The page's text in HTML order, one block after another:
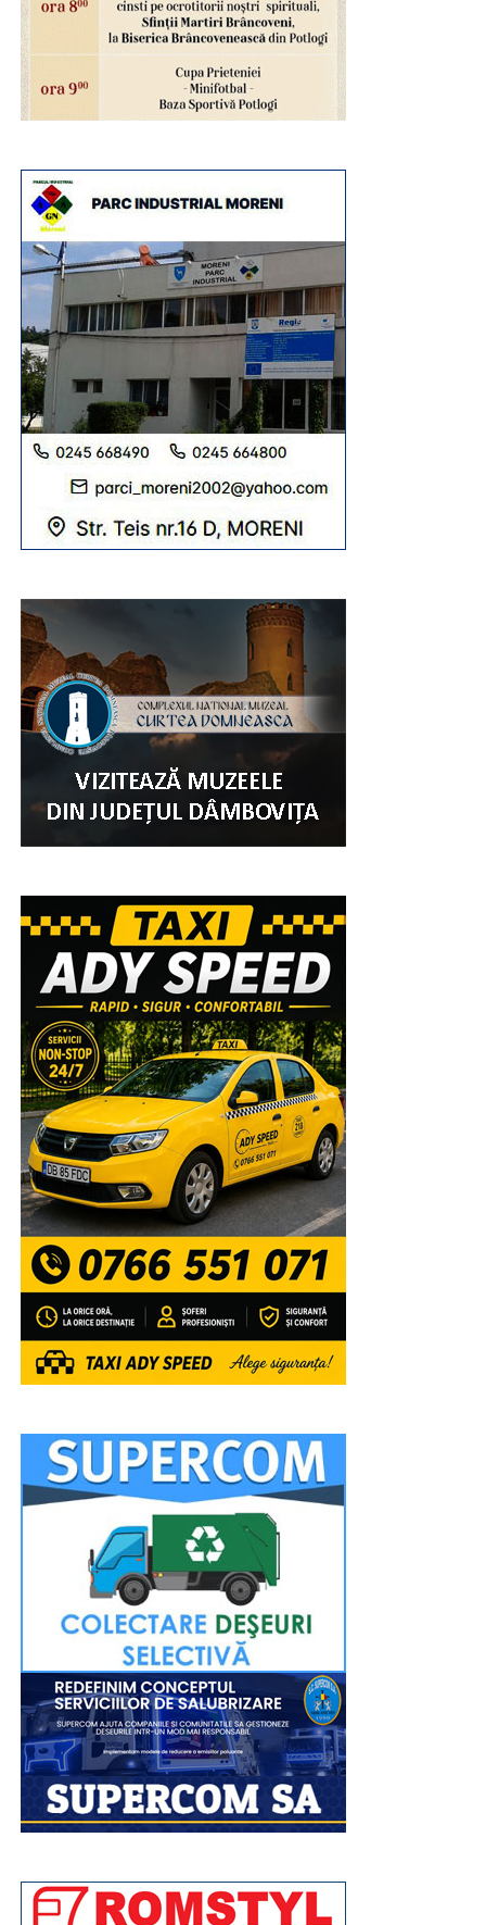
Urmărește Incomod Media și pe Google News
RECLAMA